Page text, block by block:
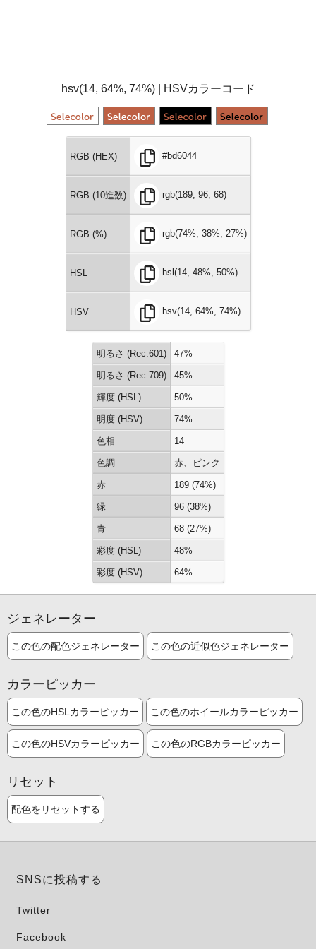
hsv(14, 64%, 74%) | HSVカラーコード
RGB (HEX) #bd6044
RGB (10進数) rgb(189, 96, 68)
RGB (%) rgb(74%, 38%, 27%)
HSL hsl(14, 48%, 50%)
HSV hsv(14, 64%, 74%)
明るさ (Rec.601) 47%
明るさ (Rec.709) 45%
輝度 (HSL) 50%
明度 (HSV) 74%
色相 14
色調 赤、ピンク
赤 189 (74%)
緑 96 (38%)
青 68 (27%)
彩度 (HSL) 48%
彩度 (HSV) 64%
ジェネレーター
この色の配色ジェネレーター この色の近似色ジェネレーター
カラーピッカー
この色のHSLカラーピッカー この色のホイールカラーピッカー
この色のHSVカラーピッカー この色のRGBカラーピッカー
リセット
配色をリセットする
SNSに投稿する
Twitter
Facebook